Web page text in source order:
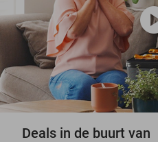
Deals in de buurt van